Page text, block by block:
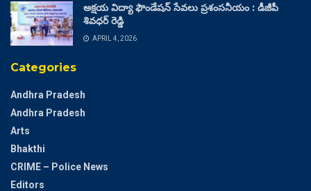
అక్షయ విద్యా ఫౌండేషన్ సేవలు ప్రశంసనీయం : డీజీపీ
శివధర్ రెడ్డి
APRIL 4, 2026
Categories
Andhra Pradesh
Andhra Pradesh
Arts
Bhakthi
CRIME – Police News
Editors